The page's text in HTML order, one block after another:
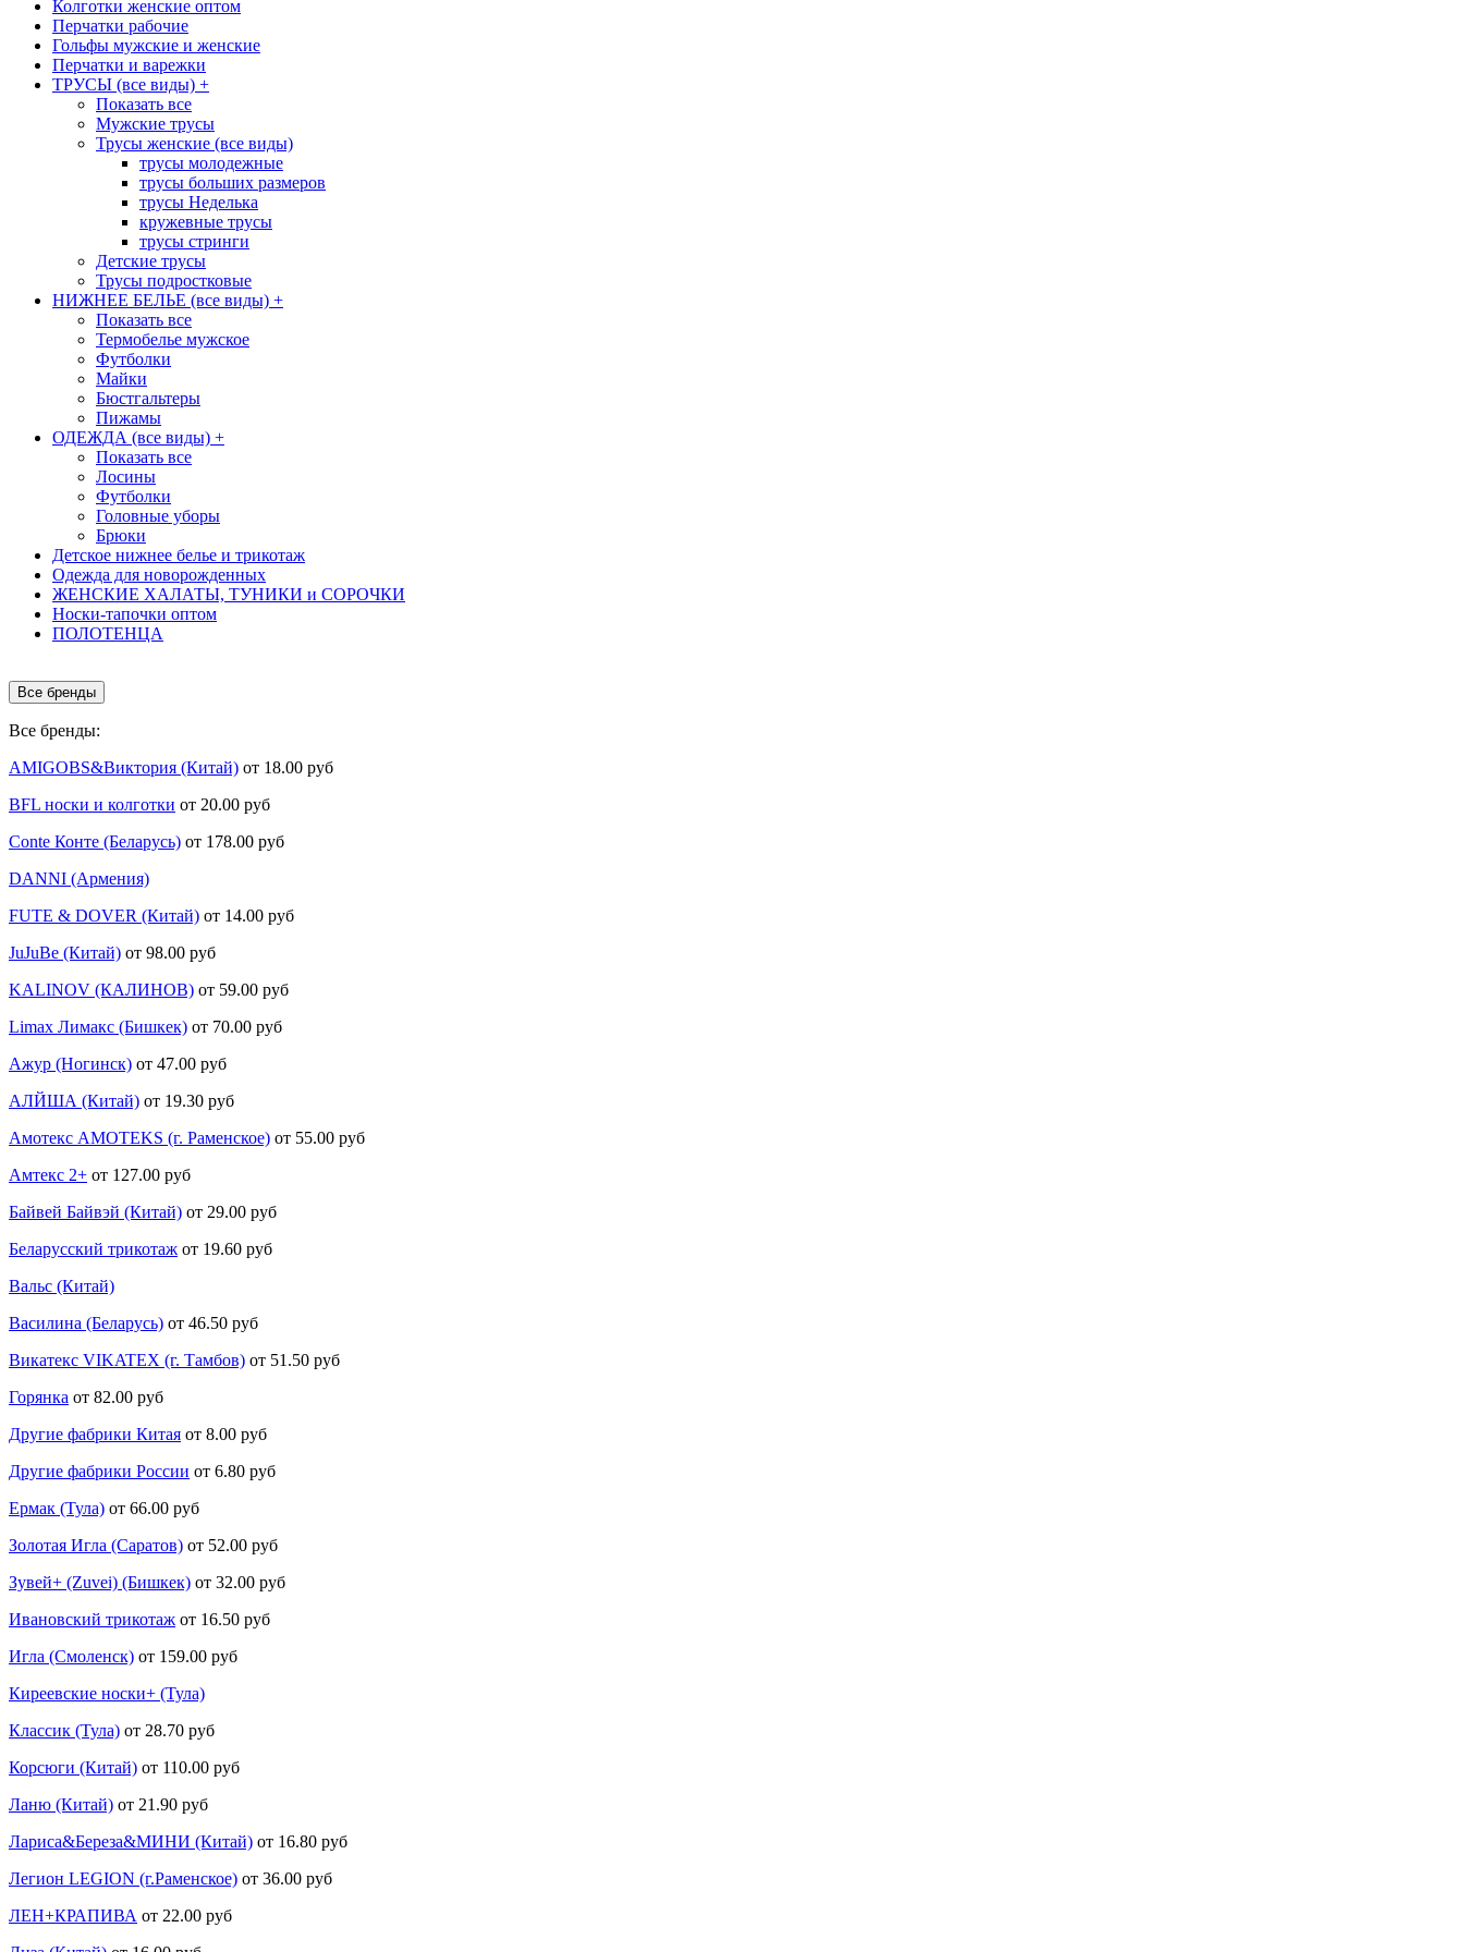
Колготки женские оптом
Перчатки рабочие
Гольфы мужские и женские
Перчатки и варежки
ТРУСЫ (все виды) +
Показать все
Мужские трусы
Трусы женские (все виды)
трусы молодежные
трусы больших размеров
трусы Неделька
кружевные трусы
трусы стринги
Детские трусы
Трусы подростковые
НИЖНЕЕ БЕЛЬЕ (все виды) +
Показать все
Термобелье мужское
Футболки
Майки
Бюстгальтеры
Пижамы
ОДЕЖДА (все виды) +
Показать все
Лосины
Футболки
Головные уборы
Брюки
Детское нижнее белье и трикотаж
Одежда для новорожденных
ЖЕНСКИЕ ХАЛАТЫ, ТУНИКИ и СОРОЧКИ
Носки-тапочки оптом
ПОЛОТЕНЦА
Все бренды
Все бренды:
AMIGOBS&Виктория (Китай) от 18.00 руб
BFL носки и колготки от 20.00 руб
Conte Конте (Беларусь) от 178.00 руб
DANNI (Армения)
FUTE & DOVER (Китай) от 14.00 руб
JuJuBe (Китай) от 98.00 руб
KALINOV (КАЛИНОВ) от 59.00 руб
Limax Лимакс (Бишкек) от 70.00 руб
Ажур (Ногинск) от 47.00 руб
АЛЙША (Китай) от 19.30 руб
Амотекс AMOTEKS (г. Раменское) от 55.00 руб
Амтекс 2+ от 127.00 руб
Байвей Байвэй (Китай) от 29.00 руб
Беларусский трикотаж от 19.60 руб
Вальс (Китай)
Василина (Беларусь) от 46.50 руб
Викатекс VIKATEX (г. Тамбов) от 51.50 руб
Горянка от 82.00 руб
Другие фабрики Китая от 8.00 руб
Другие фабрики России от 6.80 руб
Ермак (Тула) от 66.00 руб
Золотая Игла (Саратов) от 52.00 руб
Зувей+ (Zuvei) (Бишкек) от 32.00 руб
Ивановский трикотаж от 16.50 руб
Игла (Смоленск) от 159.00 руб
Киреевские носки+ (Тула)
Классик (Тула) от 28.70 руб
Корсюги (Китай) от 110.00 руб
Ланю (Китай) от 21.90 руб
Лариса&Береза&МИНИ (Китай) от 16.80 руб
Легион LEGION (г.Раменское) от 36.00 руб
ЛЕН+КРАПИВА от 22.00 руб